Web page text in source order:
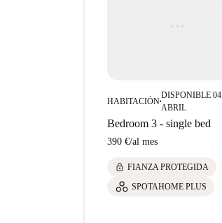
HABITACIÓN■
DISPONIBLE 04
ABRIL
Bedroom 3 - single bed
390 €/al mes
lock FIANZA PROTEGIDA
SPOTAHOME PLUS